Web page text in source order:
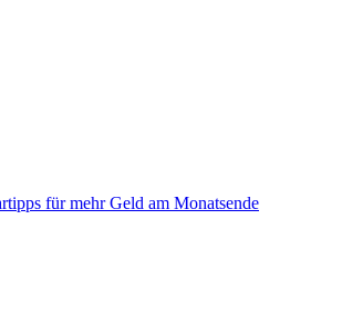
für mehr Geld am Monatsende